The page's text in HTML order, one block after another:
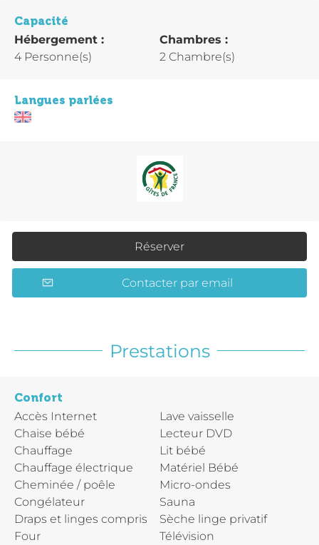
Capacité
Hébergement :
4 Personne(s)
Chambres :
2 Chambre(s)
Langues parlées
Réserver
Contacter par email
Prestations
Confort
Accès Internet
Chaise bébé
Chauffage
Chauffage électrique
Cheminée / poêle
Congélateur
Draps et linges compris
Four
Lave vaisselle
Lecteur DVD
Lit bébé
Matériel Bébé
Micro-ondes
Sauna
Sèche linge privatif
Télévision